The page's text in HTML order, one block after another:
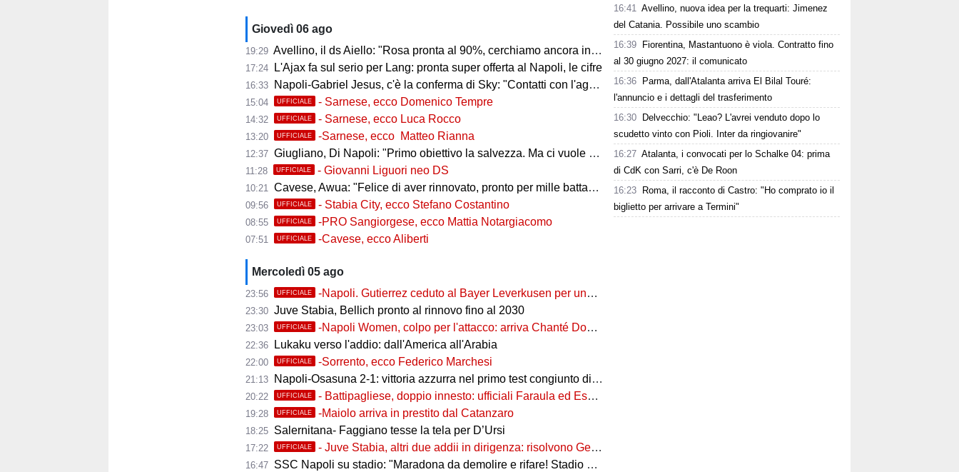
Giovedì 06 ago
19:29 Avellino, il ds Aiello: "Rosa pronta al 90%, cerchiamo ancora innesti di qualità"
17:24 L'Ajax fa sul serio per Lang: pronta super offerta al Napoli, le cifre
16:33 Napoli-Gabriel Jesus, c'è la conferma di Sky: "Contatti con l'agente, i dettagli"
15:04 UFFICIALE - Sarnese, ecco Domenico Tempre
14:32 UFFICIALE - Sarnese, ecco Luca Rocco
13:20 UFFICIALE -Sarnese, ecco Matteo Rianna
12:37 Giugliano, Di Napoli: "Primo obiettivo la salvezza. Ma ci vuole ambizione"
11:28 UFFICIALE - Giovanni Liguori neo DS
10:21 Cavese, Awua: "Felice di aver rinnovato, pronto per mille battaglie"
09:56 UFFICIALE - Stabia City, ecco Stefano Costantino
08:55 UFFICIALE -PRO Sangiorgese, ecco Mattia Notargiacomo
07:51 UFFICIALE -Cavese, ecco Aliberti
Mercoledì 05 ago
23:56 UFFICIALE -Napoli. Gutierrez ceduto al Bayer Leverkusen per una cifra record
23:30 Juve Stabia, Bellich pronto al rinnovo fino al 2030
23:03 UFFICIALE -Napoli Women, colpo per l'attacco: arriva Chanté Dompig
22:36 Lukaku verso l'addio: dall'America all'Arabia
22:00 UFFICIALE -Sorrento, ecco Federico Marchesi
21:13 Napoli-Osasuna 2-1: vittoria azzurra nel primo test congiunto di Castel di Sangro
20:22 UFFICIALE - Battipagliese, doppio innesto: ufficiali Faraula ed Esposito
19:28 UFFICIALE -Maiolo arriva in prestito dal Catanzaro
18:25 Salernitana- Faggiano tesse la tela per D’Ursi
17:22 UFFICIALE - Juve Stabia, altri due addii in dirigenza: risolvono Gerbo e Zanardini
16:47 SSC Napoli su stadio: "Maradona da demolire e rifare! Stadio nuovo in ex area Q8"
16:41 Avellino, nuova idea per la trequarti: Jimenez
del Catania. Possibile uno scambio
16:39
Fiorentina, Mastantuono è viola. Contratto fino
al 30 giugno 2027: il comunicato
16:36
Parma, dall'Atalanta arriva El Bilal Touré:
l'annuncio e i dettagli del trasferimento
16:30
Delvecchio: "Leao? L'avrei venduto dopo lo
scudetto vinto con Pioli. Inter da ringiovanire"
16:27 Atalanta, i convocati per lo Schalke 04: prima
di CdK con Sarri, c'è De Roon
16:23
Roma, il racconto di Castro: "Ho comprato io il
biglietto per arrivare a Termini"